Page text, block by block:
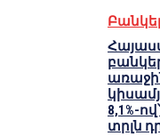
8,1%-
տրլն